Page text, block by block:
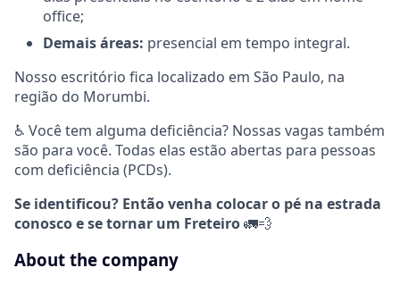
office;
Demais áreas: presencial em tempo integral.
Nosso escritório fica localizado em São Paulo, na
região do Morumbi.
♿ Você tem alguma deficiência? Nossas vagas também
são para você. Todas elas estão abertas para pessoas
com deficiência (PCDs).
Se identificou? Então venha colocar o pé na estrada
conosco e se tornar um Freteiro🚛💨
About the company